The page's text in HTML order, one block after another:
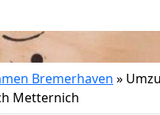
Bremerhaven »
Metternich